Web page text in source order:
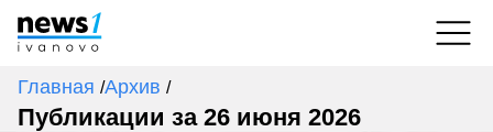
Главная /Архив /
Публикации за 26 июня 2026